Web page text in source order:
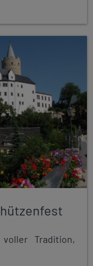
Tradition,